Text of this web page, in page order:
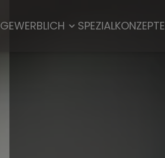
GEWERBLICH SPEZIALKONZEPTE